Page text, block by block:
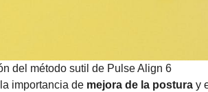
del método sutil de Pulse Align 6
importancia de mejora de la postura y